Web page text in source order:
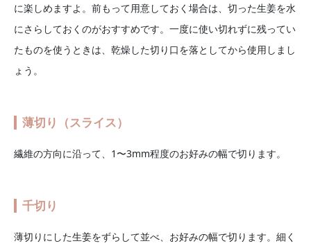
に楽しめますよ。前もって用意しておく場合は、切った生姜を水
にさらしておくのがおすすめです。一度に使い切れずに残ってい
たものを使うときは、乾燥した切り口を落としてから使用しまし
ょう。
薄切り（スライス）
繊維の方向に沿って、1〜3mm程度のお好みの幅で切ります。
千切り
薄切りにした生姜をずらして並べ、お好みの幅で切ります。細く